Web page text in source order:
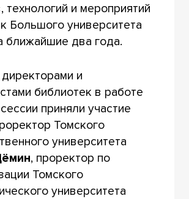
технологий и мероприятий
Большого университета
ближайшие два года.
и
библиотек в работе
приняли участие
Томского
университета
, проректор по
Томского
университета